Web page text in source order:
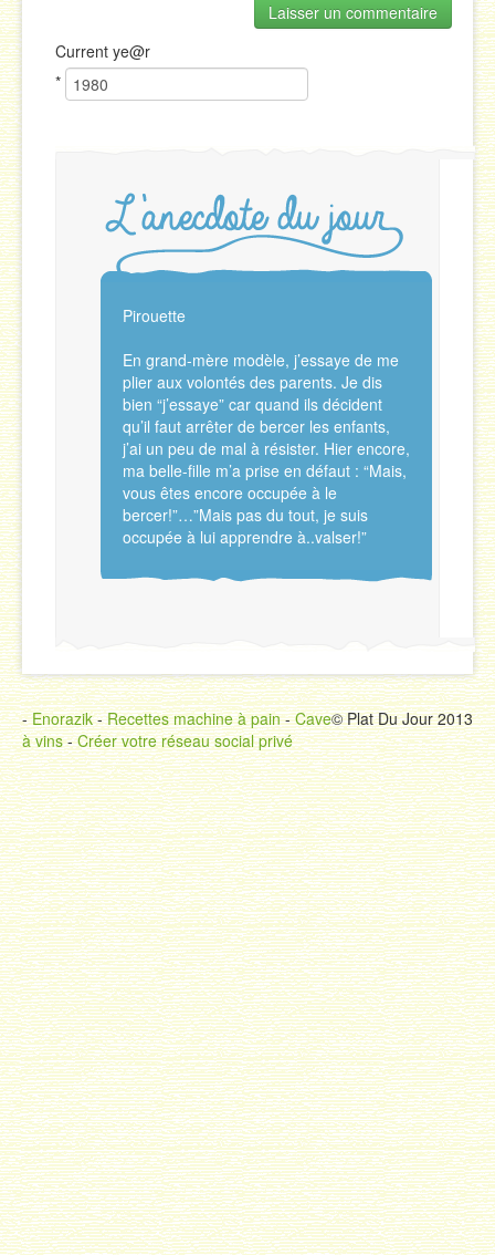
Current ye@r
*
Pirouette
En grand-mère modèle, j’essaye de me
plier aux volontés des parents. Je dis
bien “j’essaye” car quand ils décident
qu’il faut arrêter de bercer les enfants,
j’ai un peu de mal à résister. Hier encore,
ma belle-fille m’a prise en défaut : “Mais,
vous êtes encore occupée à le
bercer!”…”Mais pas du tout, je suis
occupée à lui apprendre à..valser!”
© Plat Du Jour 2013
-Enorazik-Recettes machine à pain-Cave
à vins-Créer votre réseau social privé